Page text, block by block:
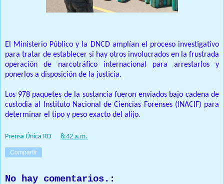
El Ministerio Público y la DNCD amplían el proceso investigativo
para tratar de establecer si hay otros involucrados en la frustrada
operación de narcotráfico internacional para arrestarlos y
ponerlos a disposición de la justicia.
Los 978 paquetes de la sustancia fueron enviados bajo cadena de
custodia al Instituto Nacional de Ciencias Forenses (INACIF) para
determinar el tipo y peso exacto del alijo.
Prensa Única RD 8:42 a.m.
Compartir
No hay comentarios.: